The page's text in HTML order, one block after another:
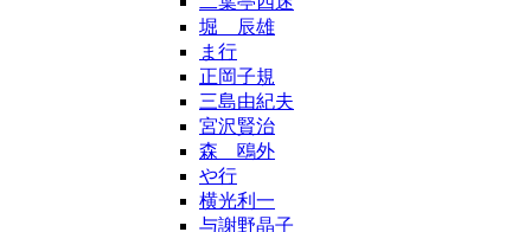
堀 辰雄
ま行
正岡子規
三島由紀夫
宮沢賢治
森 鴎外
や行
横光利一
与謝野晶子